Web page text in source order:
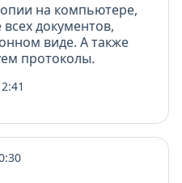
на компьютере,
документов,
виде. А также
протоколы.